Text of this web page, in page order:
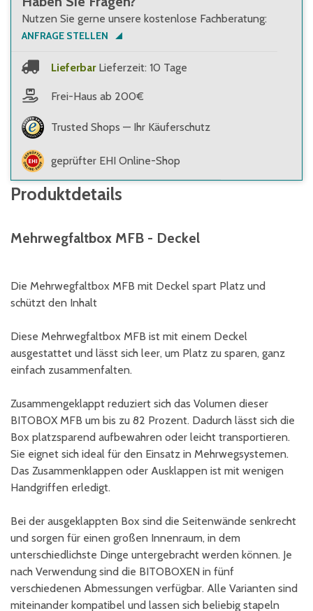
Nutzen Sie gerne unsere kostenlose Fachberatung:
ANFRAGE STELLEN
Lieferbar Lieferzeit: 10 Tage
Frei-Haus ab 200€
Trusted Shops — Ihr Käuferschutz
geprüfter EHI Online-Shop
Produktdetails
Mehrwegfaltbox MFB - Deckel
Die Mehrwegfaltbox MFB mit Deckel spart Platz und
schützt den Inhalt
Diese Mehrwegfaltbox MFB ist mit einem Deckel
ausgestattet und lässt sich leer, um Platz zu sparen, ganz
einfach zusammenfalten.
Zusammengeklappt reduziert sich das Volumen dieser
BITOBOX MFB um bis zu 82 Prozent. Dadurch lässt sich die
Box platzsparend aufbewahren oder leicht transportieren.
Sie eignet sich ideal für den Einsatz in Mehrwegsystemen.
Das Zusammenklappen oder Ausklappen ist mit wenigen
Handgriffen erledigt.
Bei der ausgeklappten Box sind die Seitenwände senkrecht
und sorgen für einen großen Innenraum, in dem
unterschiedlichste Dinge untergebracht werden können. Je
nach Verwendung sind die BITOBOXEN in fünf
verschiedenen Abmessungen verfügbar. Alle Varianten sind
miteinander kompatibel und lassen sich beliebig stapeln